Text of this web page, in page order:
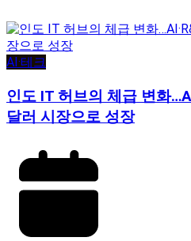
AI·테크
인도 IT 허브의 체급 변화
달러 시장으로 성장